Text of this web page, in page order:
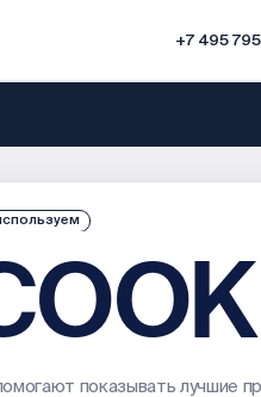
+7 495
показывать лучшие